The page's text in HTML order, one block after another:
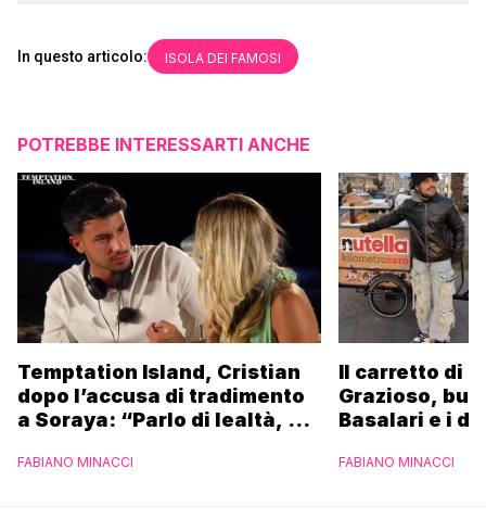
In questo articolo: ISOLA DEI FAMOSI
POTREBBE INTERESSARTI ANCHE
Temptation Island, Cristian
dopo l’accusa di tradimento
a Soraya: “Parlo di lealtà, ma
FABIANO MINACCI
Il carretto di
Grazioso,
Basalari e i
Ferrero”
FABIANO MINACCI